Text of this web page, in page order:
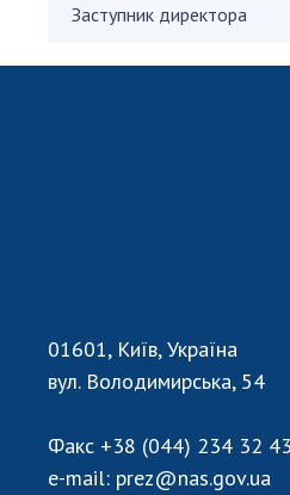
Заступник директора
01601, Київ, Україна
вул. Володимирська, 54
Факс +38 (044) 234 32 43
e-mail: prez@nas.gov.ua